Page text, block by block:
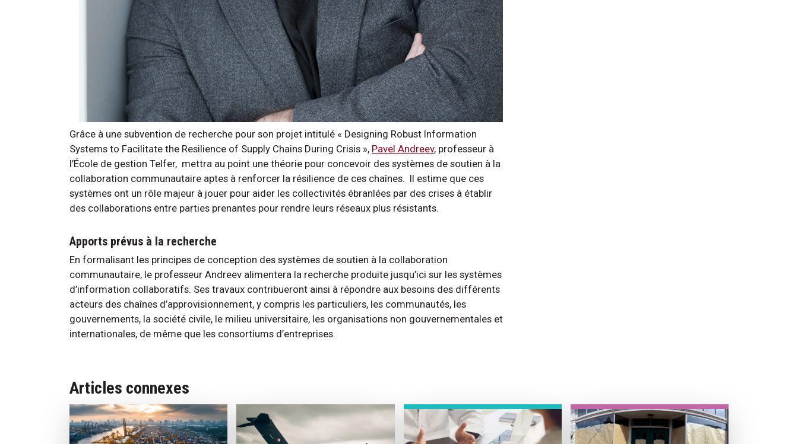
Grâce à une subvention de recherche pour son projet intitulé « Designing Robust Information
Systems to Facilitate the Resilience of Supply Chains During Crisis », Pavel Andreev, professeur à
l’École de gestion Telfer, mettra au point une théorie pour concevoir des systèmes de soutien à la
collaboration communautaire aptes à renforcer la résilience de ces chaînes. Il estime que ces
systèmes ont un rôle majeur à jouer pour aider les collectivités ébranlées par des crises à établir
des collaborations entre parties prenantes pour rendre leurs réseaux plus résistants.
Apports prévus à la recherche
En formalisant les principes de conception des systèmes de soutien à la collaboration
communautaire, le professeur Andreev alimentera la recherche produite jusqu’ici sur les systèmes
d’information collaboratifs. Ses travaux contribueront ainsi à répondre aux besoins des différents
acteurs des chaînes d’approvisionnement, y compris les particuliers, les communautés, les
gouvernements, la société civile, le milieu universitaire, les organisations non gouvernementales et
internationales, de même que les consortiums d’entreprises.
Articles connexes